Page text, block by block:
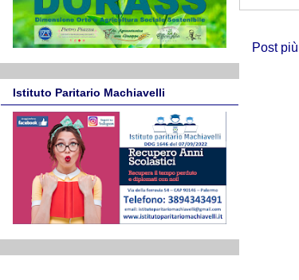
Post
Istituto Paritario Machiavelli